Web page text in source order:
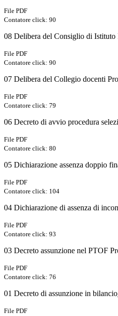
File PDF
Contatore click: 90
08 Delibera del Consiglio di
File PDF
Contatore click: 90
07 Delibera del Collegio docenti
File PDF
Contatore click: 79
06 Decreto di avvio procedura
File PDF
Contatore click: 80
05 Dichiarazione assenza doppio
File PDF
Contatore click: 104
04 Dichiarazione di assenza di
File PDF
Contatore click: 93
03 Decreto assunzione nel PTOF
File PDF
Contatore click: 76
01 Decreto di assunzione in
File PDF